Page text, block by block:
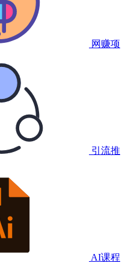
网赚项
引流推
AI课程